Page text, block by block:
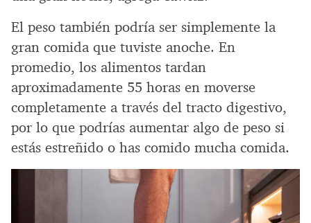
El peso también podría ser simplemente la
gran comida que tuviste anoche. En
promedio, los alimentos tardan
aproximadamente 55 horas en moverse
completamente a través del tracto digestivo,
por lo que podrías aumentar algo de peso si
estás estreñido o has comido mucha comida.